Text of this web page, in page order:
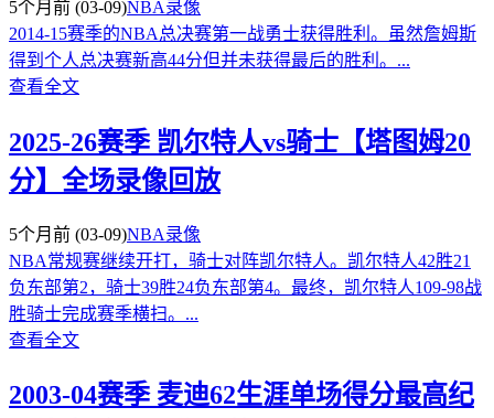
5个月前 (03-09)NBA录像
2014-15赛季的NBA总决赛第一战勇士获得胜利。虽然詹姆斯
得到个人总决赛新高44分但并未获得最后的胜利。...
查看全文
2025-26赛季 凯尔特人vs骑士【塔图姆20
分】全场录像回放
5个月前 (03-09)NBA录像
NBA常规赛继续开打，骑士对阵凯尔特人。凯尔特人42胜21
负东部第2，骑士39胜24负东部第4。最终，凯尔特人109-98战
胜骑士完成赛季横扫。...
查看全文
2003-04赛季 麦迪62生涯单场得分最高纪